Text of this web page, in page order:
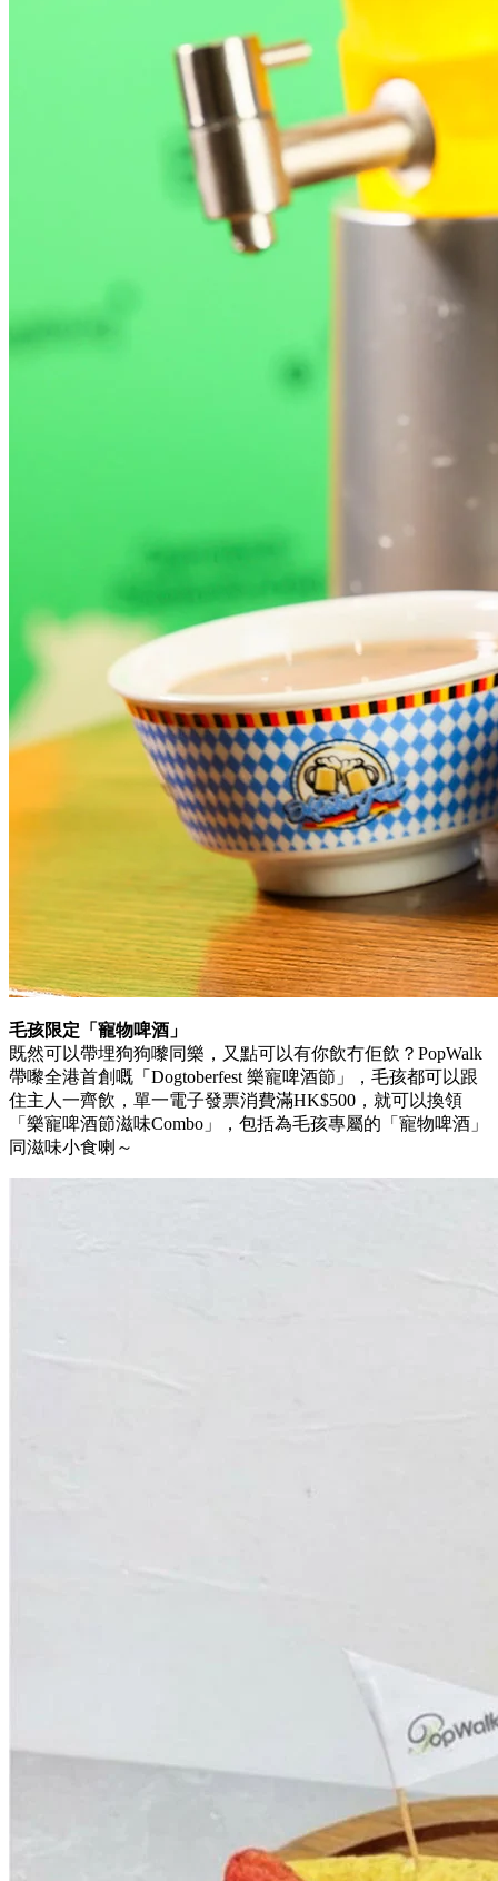
毛孩限定「寵物啤酒」
既然可以帶埋狗狗嚟同樂，又點可以有你飲冇佢飲？PopWalk
帶嚟全港首創嘅「Dogtoberfest 樂寵啤酒節」，毛孩都可以跟
住主人一齊飲，單一電子發票消費滿HK$500，就可以換領
「樂寵啤酒節滋味Combo」，包括為毛孩專屬的「寵物啤酒」
同滋味小食喇～